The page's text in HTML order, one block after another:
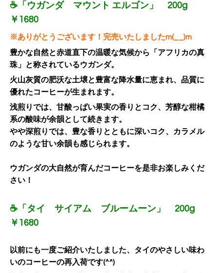
☕「ウガンダ マウント エルゴン」 200g
￥1680
※ありがとうございます！完売いたしましたm(__)m
豊かな自然と赤道直下の温暖な気候から「アフリカの真
珠」と称されているウガンダ。
火山灰質の肥沃な土壌と豊富な降水量に恵まれ、品質に
優れたコーヒーが生まれます。
浅煎りでは、甘酸っぱい果実の香りとコク、芳醇な柑橘
系の酸味が余韻として続きます。
やや深煎りでは、豊な香りとともに深いコク、カラメル
のような甘い余韻も感じられます。
ウガンダの大自然が育んだコーヒーを是非お楽しみくだ
さい！
☕「タイ サイアム ブルームーン」 200g
￥1680
以前にも一度ご紹介いたしました、タイのやさしい味わ
いのコーヒーの再入荷です(^^)